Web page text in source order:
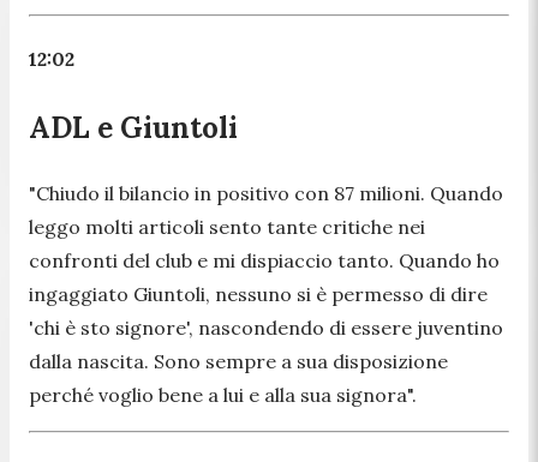
12:02
ADL e Giuntoli
"Chiudo il bilancio in positivo con 87 milioni. Quando
leggo molti articoli sento tante critiche nei
confronti del club e mi dispiaccio tanto. Quando ho
ingaggiato Giuntoli, nessuno si è permesso di dire
'chi è sto signore', nascondendo di essere juventino
dalla nascita. Sono sempre a sua disposizione
perché voglio bene a lui e alla sua signora".